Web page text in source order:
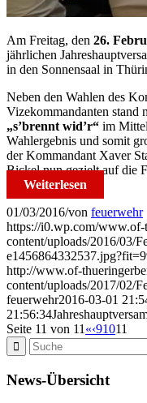
Am Freitag, den 26.
jährlichen
in den Sonnensaal in
Neben den Wahlen des
Vizekommandanten stand
„s’brennt wid’r“ im
Wahlergebnis und somit
der Kommandant Xaver
Bickel nun gezielt auf die
Weiterlesen
01/03/2016/von feuerwehr
https://i0.wp.com/www.of-
content/uploads/2016/03/
http://www.of-
content/uploads/2017/02/
feuerwehr2016-03-01
21:56:34
Seite 11 von 11 «‹91011
News-Übersicht